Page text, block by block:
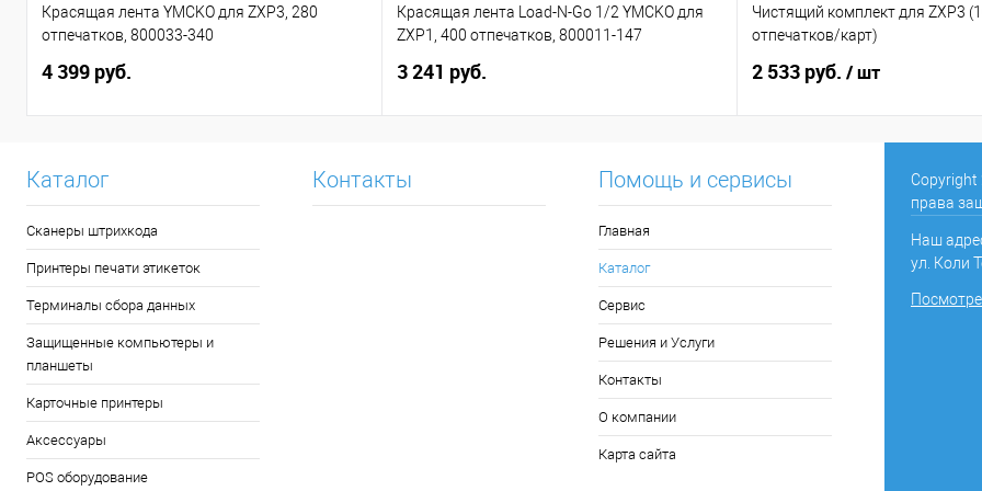
Красящая лента YMCKO для ZXP3, 280
отпечатков, 800033-340
4 399 руб.
Красящая лента Load-N-Go 1/2 YMCKO для
ZXP1, 400 отпечатков, 800011-147
3 241 руб.
Чистящий комплект для ZXP3
отпечатков/карт)
2 533 руб. / шт
Каталог
Сканеры штрихкода
Принтеры печати этикеток
Терминалы сбора данных
Защищенные компьютеры и
планшеты
Карточные принтеры
Аксессуары
POS оборудование
Контакты Помощь и сервисы
Главная
Каталог
Сервис
Решения и Услуги
Контакты
О компании
Карта сайта
Copyright
права
Наш
ул. Коли